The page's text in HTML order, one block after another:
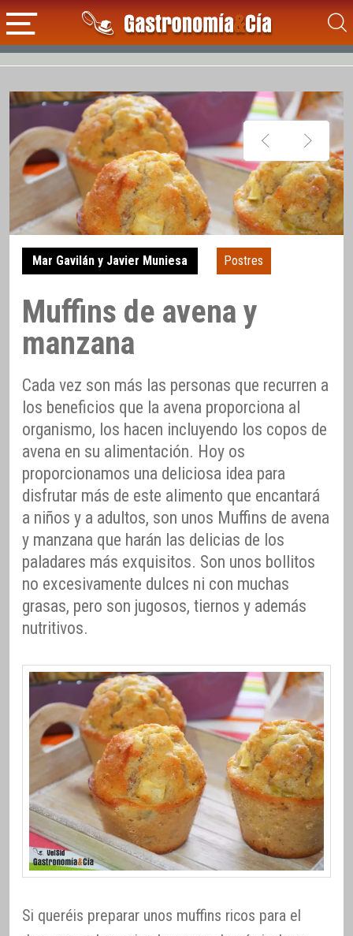
Mar Gavilán y Javier Muniesa Postres
Muffins de avena y
manzana
Cada vez son más las personas que recurren a
los beneficios que la avena proporciona al
organismo, los hacen incluyendo los copos de
avena en su alimentación. Hoy os
proporcionamos una deliciosa idea para
disfrutar más de este alimento que encantará
a niños y a adultos, son unos Muffins de avena
y manzana que harán las delicias de los
paladares más exquisitos. Son unos bollitos
no excesivamente dulces ni con muchas
grasas, pero son jugosos, tiernos y además
nutritivos.
Si queréis preparar unos muffins ricos para el